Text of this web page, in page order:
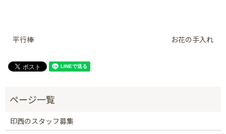
平行棒 お花の手入れ
印西のスタッフ募集